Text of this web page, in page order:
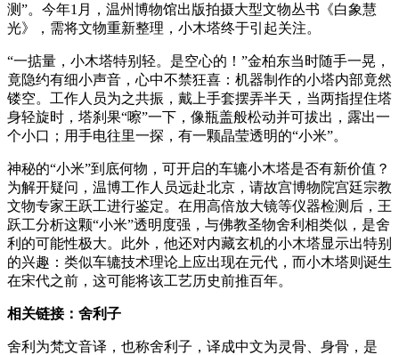
测”。今年1月，温州博物馆出版拍摄大型文物丛书《白象慧
光》，需将文物重新整理，小木塔终于引起关注。
“一掂量，小木塔特别轻。是空心的！”金柏东当时随手一晃，
竟隐约有细小声音，心中不禁狂喜：机器制作的小塔内部竟然
镂空。工作人员为之共振，戴上手套摆弄半天，当两指捏住塔
身轻旋时，塔刹果“嚓”一下，像瓶盖般松动并可拔出，露出一
个小口；用手电往里一探，有一颗晶莹透明的“小米”。
神秘的“小米”到底何物，可开启的车辘小木塔是否有新价值？
为解开疑问，温博工作人员远赴北京，请故宫博物院宫廷宗教
文物专家王跃工进行鉴定。在用高倍放大镜等仪器检测后，王
跃工分析这颗“小米”透明度强，与佛教圣物舍利相类似，是舍
利的可能性极大。此外，他还对内藏玄机的小木塔显示出特别
的兴趣：类似车辘技术理论上应出现在元代，而小木塔则诞生
在宋代之前，这可能将该工艺历史前推百年。
相关链接：舍利子
舍利为梵文音译，也称舍利子，译成中文为灵骨、身骨，是